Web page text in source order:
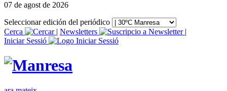
07 de agost de 2026
Seleccionar edición del periódico
Cerca
| Newsletters
|
Iniciar Sessió